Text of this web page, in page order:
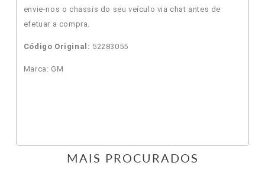
envie-nos o chassis do seu veículo via chat antes de
efetuar a compra.
Código Original: 52283055
Marca: GM
MAIS PROCURADOS